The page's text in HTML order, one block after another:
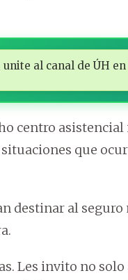
al canal de ÚH
centro
que
destinar al
Les invito no